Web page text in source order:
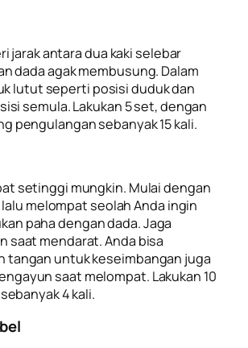
jarak antara dua kaki selebar
dada agak membusung. Dalam
lutut seperti posisi duduk dan
semula. Lakukan 5 set, dengan
pengulangan sebanyak 15 kali.
setinggi mungkin. Mulai dengan
melompat seolah Anda ingin
paha dengan dada. Jaga
saat mendarat. Anda bisa
tangan untuk keseimbangan juga
saat melompat. Lakukan 10
4 kali.